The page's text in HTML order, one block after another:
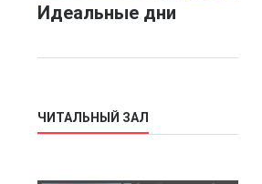
Идеальные дни
ЧИТАЛЬНЫЙ ЗАЛ